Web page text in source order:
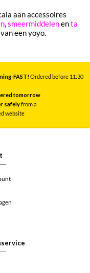
aan accessoires
,smeermiddelenenta
een yoyo.
FAST!Ordered before 11:30
tomorrow
safelyfrom a
website